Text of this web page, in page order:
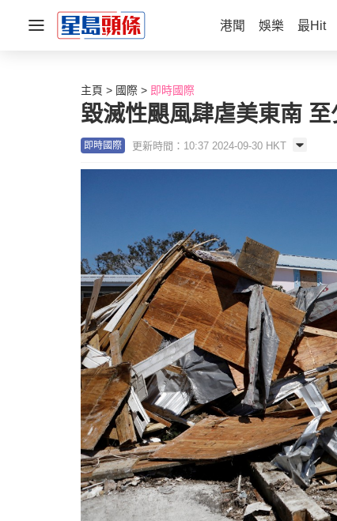
港聞 娛樂 最Hit
主頁 國際 即時國際
毀滅性颶風肆虐美東南
即時國際 更新時間：10:37 2024-09-30 HKT